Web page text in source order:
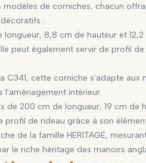
modèles de corniches, chacun
:
longueur, 8,8 cm de hauteur et
peut également servir de profil
C341, cette corniche s'adapte
l'aménagement intérieur.
de 200 cm de longueur, 19 cm
de rideau grâce à son
de la famille HERITAGE,
le riche héritage des manoirs